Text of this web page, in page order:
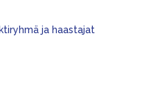
ja haastajat